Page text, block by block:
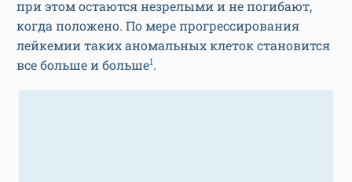
при этом остаются незрелыми и не погибают,
когда положено. По мере прогрессирования
лейкемии таких аномальных клеток становится
все больше и больше1.